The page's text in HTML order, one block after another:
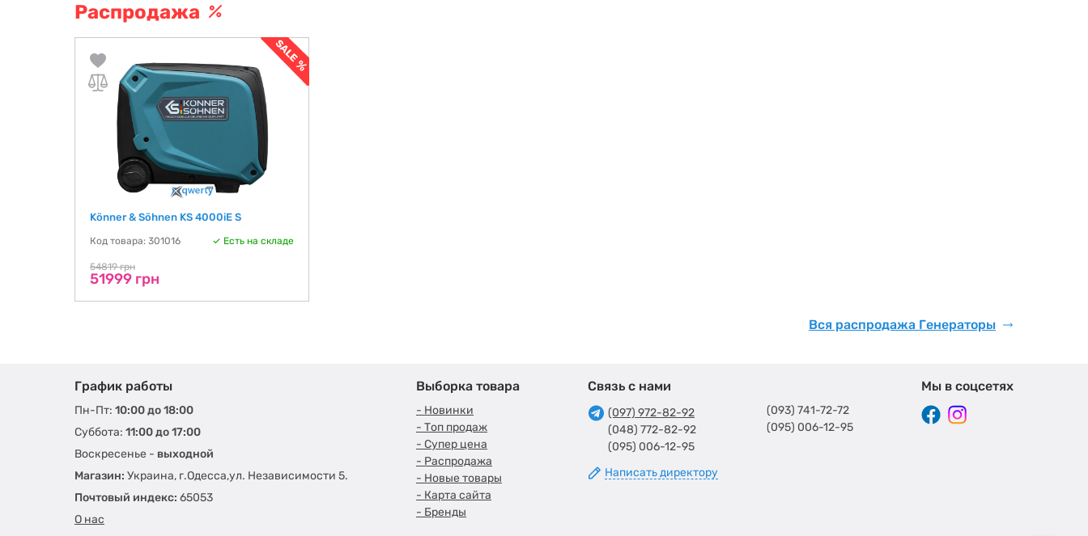
Распродажа
Könner & Söhnen KS 4000iE S
Код товара: 301016 Есть на складе
54819 грн
51999 грн
Вся распродажа Генераторы
График работы
Пн-Пт: 10:00 до 18:00
Суббота: 11:00 до 17:00
Воскресенье - выходной
Магазин: Украина, г.Одесса,ул. Независимости 5.
Почтовый индекс: 65053
О нас
Выборка товара
- Новинки
- Топ продаж
- Супер цена
- Распродажа
- Новые товары
- Карта сайта
- Бренды
Связь с нами
(097) 972-82-92
(048) 772-82-92
(095) 006-12-95
Написать директору
(093) 741-72-72
(095) 006-12-95
Мы в соцсетях